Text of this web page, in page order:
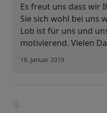
Es freut uns dass wir
Sie sich wohl bei uns
Lob ist für uns und
motivierend. Vielen
16. Januar 2019